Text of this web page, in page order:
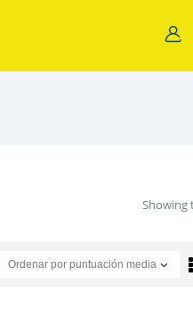
Showing
Ordenar por puntuación media